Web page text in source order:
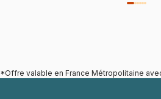
*Offre valable en France Métropolitaine